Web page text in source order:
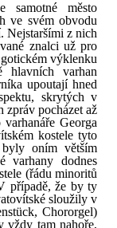
samotné město
ve svém obvodu
Nejstaršími z nich
znalci už pro
výklenku
hlavních varhan
upoutají hned
skrytých v
zpráv pocházet až
Georga
kostele tyto
oním větším
varhany dodnes
(řádu minoritů
případě, že by ty
sloužily v
Chororgel)
vždy tam nahoře,